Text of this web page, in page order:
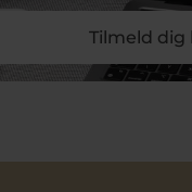
Tilmeld